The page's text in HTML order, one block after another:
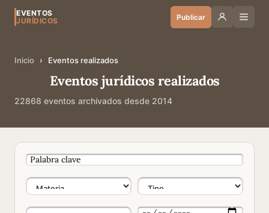
EVENTOS
JURÍDICOS
Publicar
Inicio › Eventos realizados
Eventos jurídicos realizados
22868 eventos archivados desde 2014